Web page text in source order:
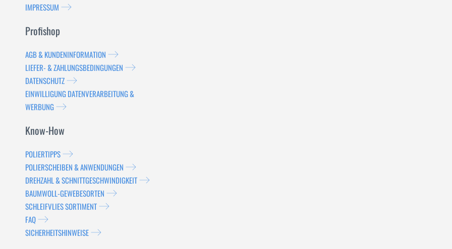
IMPRESSUM
Profishop
AGB & KUNDENINFORMATION
LIEFER- & ZAHLUNGSBEDINGUNGEN
DATENSCHUTZ
EINWILLIGUNG DATENVERARBEITUNG &
WERBUNG
Know-How
POLIERTIPPS
POLIERSCHEIBEN & ANWENDUNGEN
DREHZAHL & SCHNITTGESCHWINDIGKEIT
BAUMWOLL-GEWEBESORTEN
SCHLEIFVLIES SORTIMENT
FAQ
SICHERHEITSHINWEISE